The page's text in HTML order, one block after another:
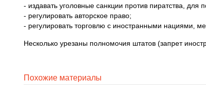
- издавать уголовные санкции против пиратства, для
- регулировать
- регулировать торговлю с иностранными нациями,
Несколько урезаны полномочия штатов (запрет
Похожие материалы